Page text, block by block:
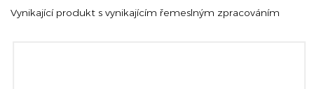
Vynikající produkt s vynikajícím řemeslným zpracováním